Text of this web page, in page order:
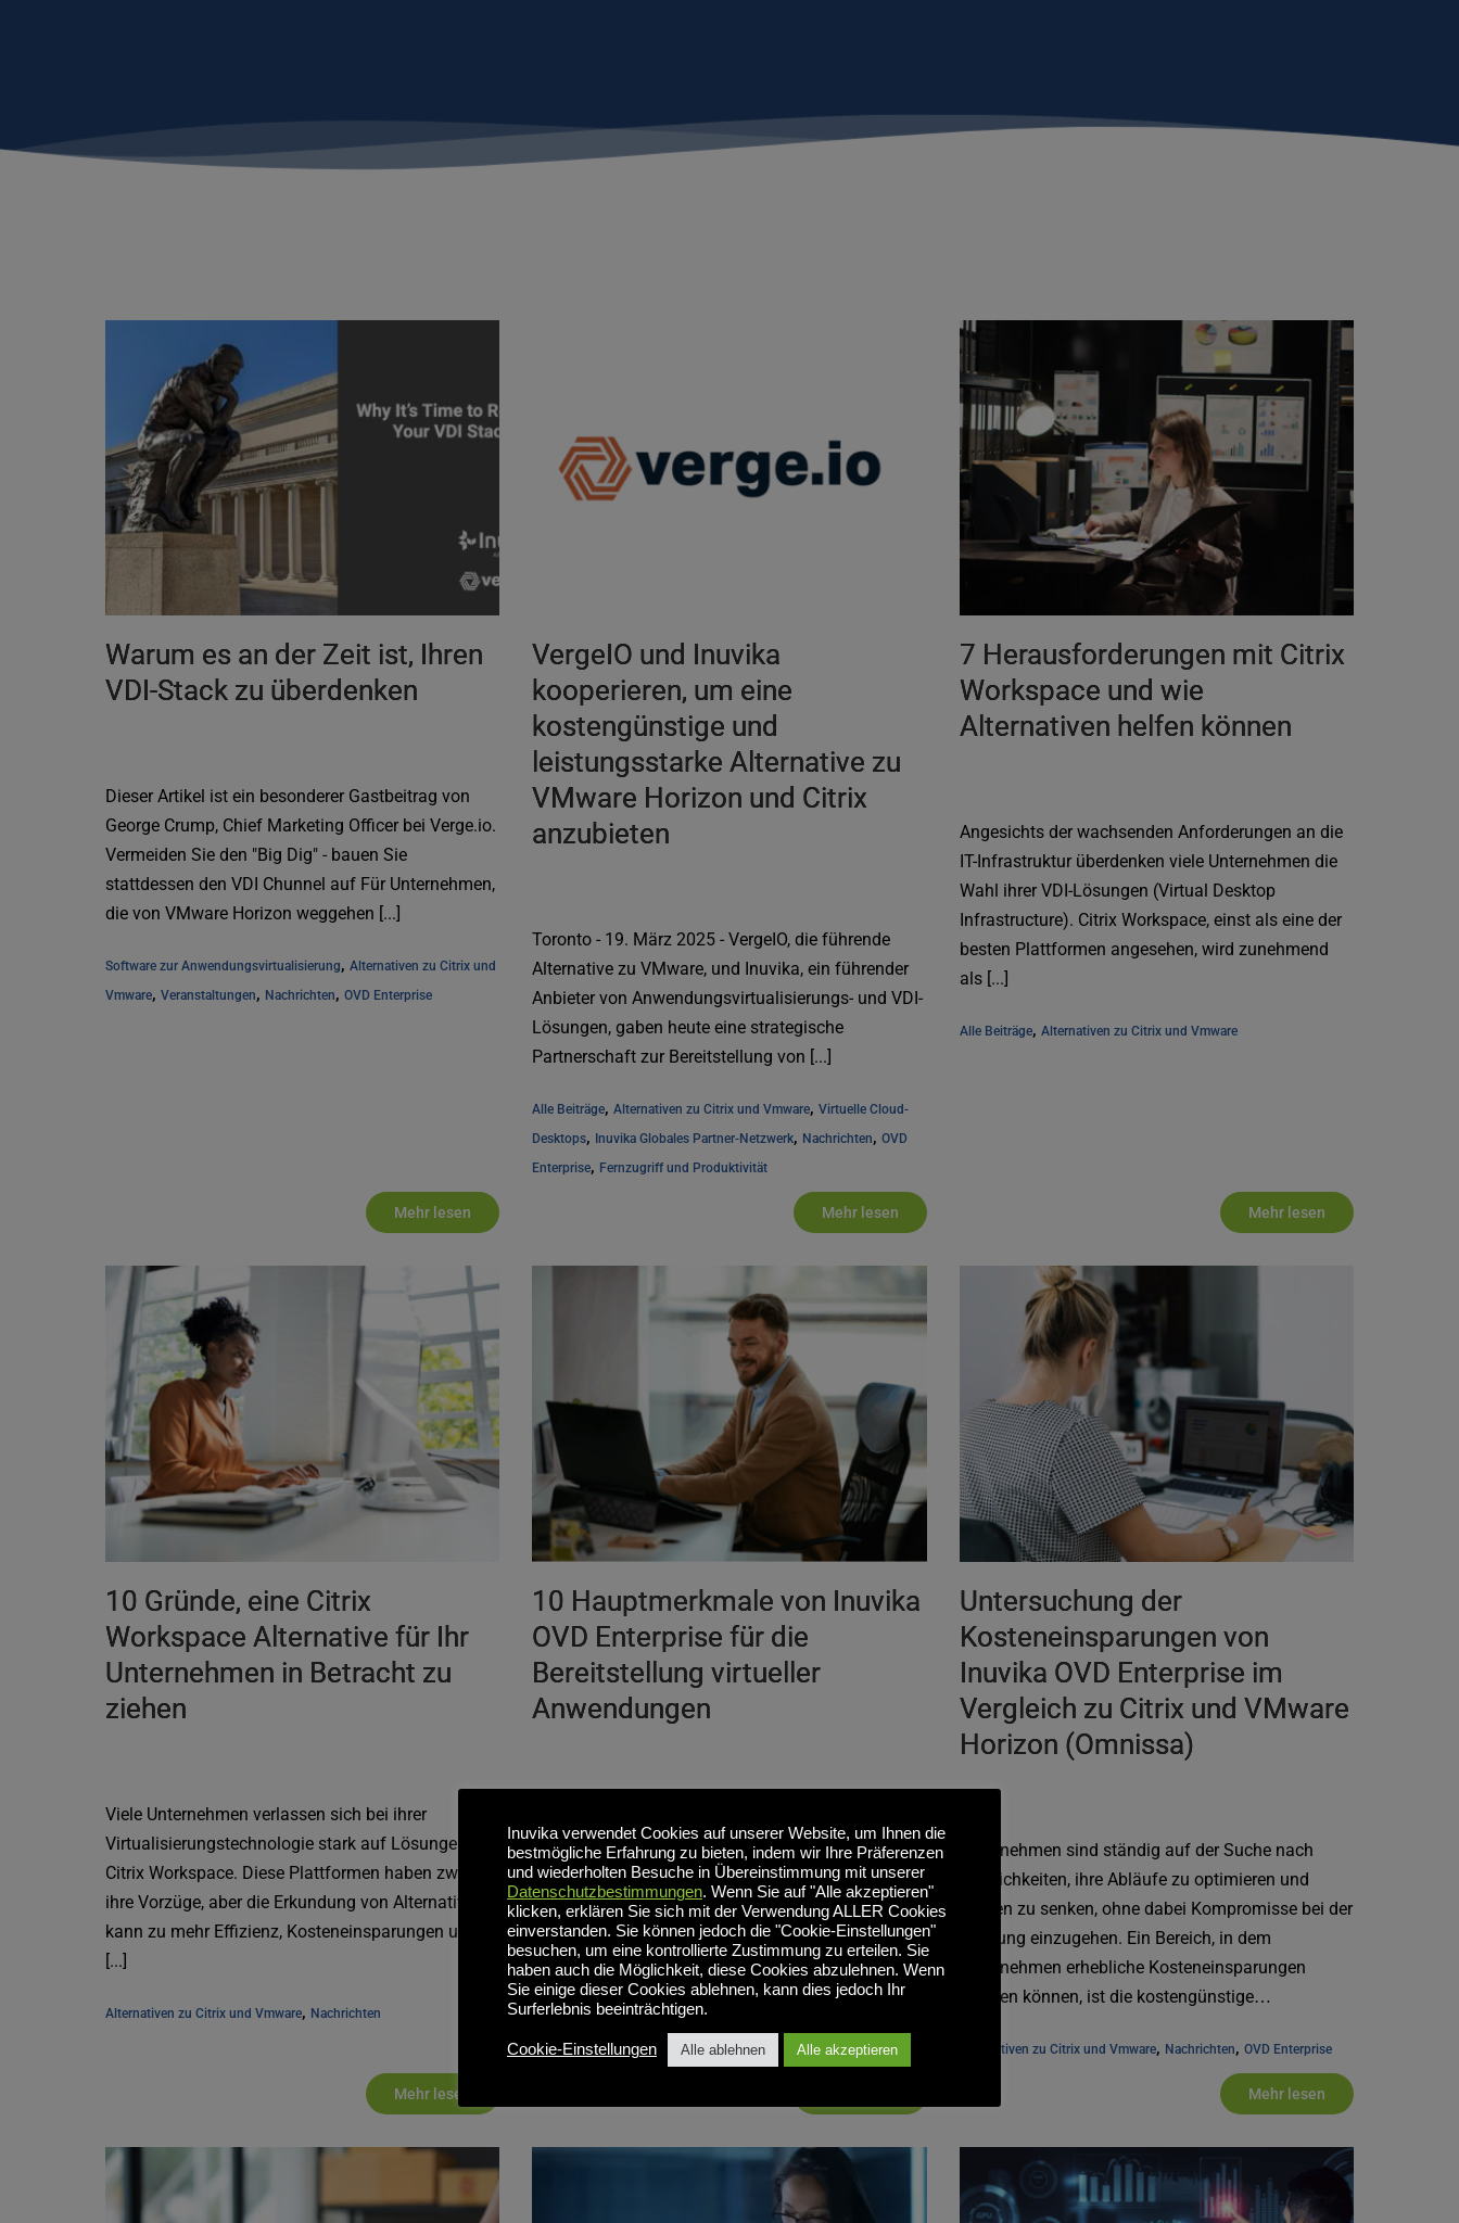
Warum es an der Zeit ist, Ihren
VDI-Stack zu überdenken
Dieser Artikel ist ein besonderer Gastbeitrag von
George Crump, Chief Marketing Officer bei Verge.io.
Vermeiden Sie den "Big Dig" - bauen Sie
stattdessen den VDI Chunnel auf Für Unternehmen,
die von VMware Horizon weggehen [...]
Software zur Anwendungsvirtualisierung, Alternativen zu Citrix und
Vmware, Veranstaltungen, Nachrichten, OVD Enterprise
Mehr lesen
VergeIO und Inuvika
kooperieren, um eine
kostengünstige und
leistungsstarke Alternative zu
VMware Horizon und Citrix
anzubieten
Toronto - 19. März 2025 - VergeIO, die führende
Alternative zu VMware, und Inuvika, ein führender
Anbieter von Anwendungsvirtualisierungs- und VDI-
Lösungen, gaben heute eine strategische
Partnerschaft zur Bereitstellung von [...]
Alle Beiträge, Alternativen zu Citrix und Vmware, Virtuelle Cloud-
Desktops, Inuvika Globales Partner-Netzwerk, Nachrichten, OVD
Enterprise, Fernzugriff und Produktivität
Mehr lesen
7 Herausforderungen mit Citrix
Workspace und wie
Alternativen helfen können
Angesichts der wachsenden Anforderungen an die
IT-Infrastruktur überdenken viele Unternehmen die
Wahl ihrer VDI-Lösungen (Virtual Desktop
Infrastructure). Citrix Workspace, einst als eine der
besten Plattformen angesehen, wird zunehmend
als [...]
Alle Beiträge, Alternativen zu Citrix und Vmware
Mehr lesen
10 Gründe, eine Citrix
Workspace Alternative für Ihr
Unternehmen in Betracht zu
ziehen
Viele Unternehmen verlassen sich bei ihrer
Virtualisierungstechnologie stark auf Lösungen wie
Citrix Workspace. Diese Plattformen haben zwar
ihre Vorzüge, aber die Erkundung von Alternativen
kann zu mehr Effizienz, Kosteneinsparungen und
[...]
Alternativen zu Citrix und Vmware, Nachrichten
Mehr lesen
10 Hauptmerkmale von Inuvika
OVD Enterprise für die
Bereitstellung virtueller
Anwendungen
Möglichkeiten zur Bereitstellung von Anwendungen
und Desktops suchen, ist Inuvika OVD Enterprise
eine robuste Alternative zu herkömmlichen VDI-
Lösungen wie Citrix und VMware Horizon (jetzt [...]
Alternativen zu Citrix und Vmware, Nachrichten, OVD Enterprise
Untersuchung der
Kosteneinsparungen von
Inuvika OVD Enterprise im
Vergleich zu Citrix und VMware
Horizon (Omnissa)
Unternehmen sind ständig auf der Suche nach
Möglichkeiten, ihre Abläufe zu optimieren und
Kosten zu senken, ohne dabei Kompromisse bei der
Leistung einzugehen. Ein Bereich, in dem
Unternehmen erhebliche Kosteneinsparungen
erzielen können, ist die kostengünstige
Alternativen zu Citrix und Vmware, Nachrichten, OVD Enterprise
Mehr lesen
Inuvika verwendet Cookies auf unserer Website, um Ihnen die
bestmögliche Erfahrung zu bieten, indem wir Ihre Präferenzen
und wiederholten Besuche in Übereinstimmung mit unserer
Datenschutzbestimmungen. Wenn Sie auf "Alle akzeptieren"
klicken, erklären Sie sich mit der Verwendung ALLER Cookies
einverstanden. Sie können jedoch die "Cookie-Einstellungen"
besuchen, um eine kontrollierte Zustimmung zu erteilen. Sie
haben auch die Möglichkeit, diese Cookies abzulehnen. Wenn
Sie einige dieser Cookies ablehnen, kann dies jedoch Ihr
Surferlebnis beeinträchtigen.
Cookie-Einstellungen Alle ablehnen Alle akzeptieren